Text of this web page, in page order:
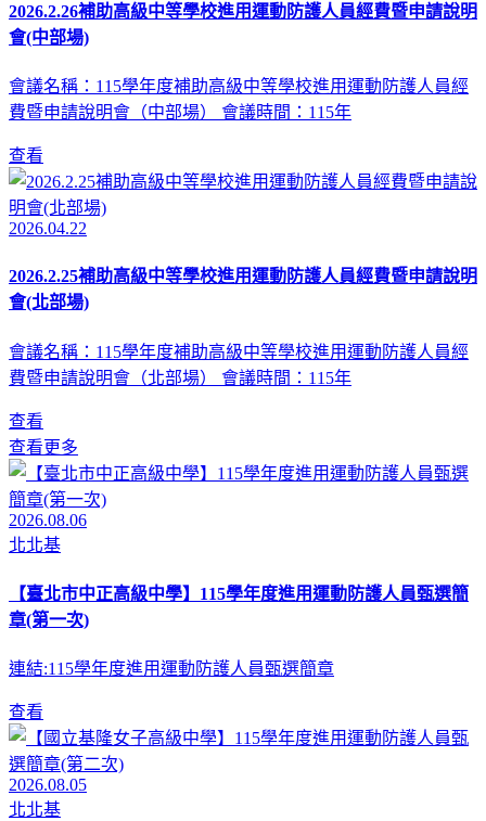
2026.2.26補助高級中等學校進用運動防護人員經費暨申請說明
會(中部場)
會議名稱：115學年度補助高級中等學校進用運動防護人員經
費暨申請說明會（中部場） 會議時間：115年
查看
2026.04.22
2026.2.25補助高級中等學校進用運動防護人員經費暨申請說明
會(北部場)
會議名稱：115學年度補助高級中等學校進用運動防護人員經
費暨申請說明會（北部場） 會議時間：115年
查看
查看更多
2026.08.06
北北基
【臺北市中正高級中學】115學年度進用運動防護人員甄選簡
章(第一次)
連結:115學年度進用運動防護人員甄選簡章
查看
2026.08.05
北北基